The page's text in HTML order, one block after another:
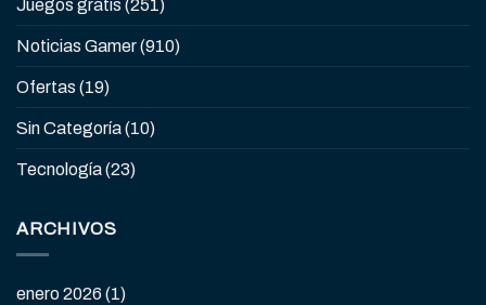
Juegos gratis (251)
Noticias Gamer(910)
Ofertas (19)
Sin Categoría(10)
Tecnología(23)
ARCHIVOS
enero 2026 (1)